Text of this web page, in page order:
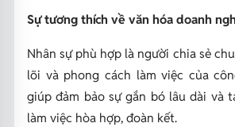
Sự tương thích về văn hóa doanh
Nhân sự phù hợp là người chia sẻ
lõi và phong cách làm việc của
giúp đảm bảo sự gắn bó lâu dài và
làm việc hòa hợp, đoàn kết.